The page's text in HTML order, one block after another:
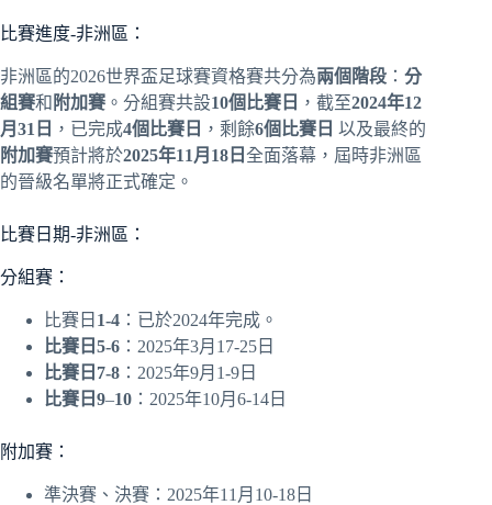
比賽進度-非洲區：
非洲區的2026世界盃足球賽資格賽共分為兩個階段 ： 分
組賽和 附加賽 。分組賽共設10個比賽日 ，截至2024年12
月31日 ，已完成4個比賽日 ，剩餘6個比賽日 以及最終的
附加賽預計將於2025年11月18日 全面落幕，屆時非洲區
的晉級名單將正式確定。
比賽日期-非洲區：
分組賽：
比賽日 1-4 ：已於2024年完成。
比賽日5-6 ：2025年3月17-25日
比賽日7-8 ：2025年9月1-9日
比賽日9–10 ：2025年10月6-14日
附加賽：
準決賽、決賽：2025年11月10-18日